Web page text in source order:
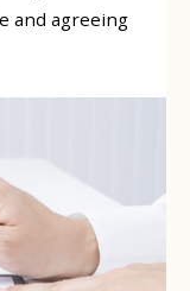
and agreeing